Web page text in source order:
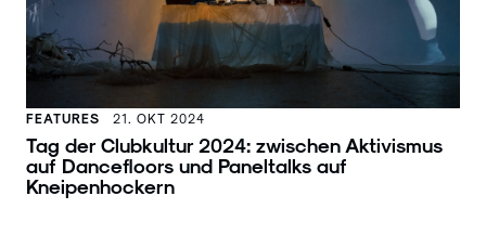
FEATURES 21. OKT 2024
Tag der Clubkultur 2024: zwischen Aktivismus
auf Dancefloors und Paneltalks auf
Kneipenhockern